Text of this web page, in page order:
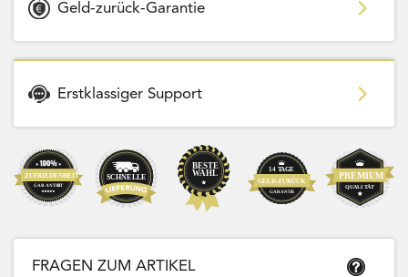
Geld-zurück-Garantie
Erstklassiger Support
FRAGEN ZUM ARTIKEL